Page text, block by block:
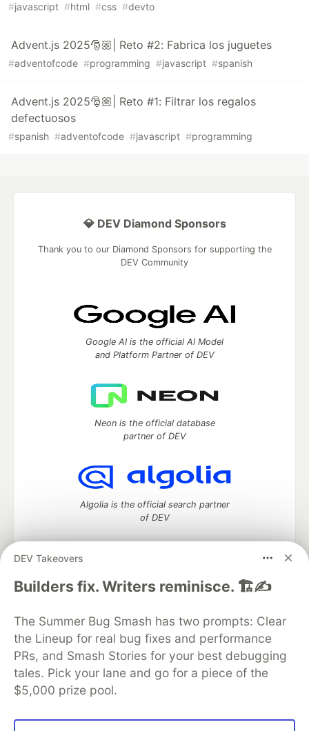
#javascript #html #css #devto
Advent.js 2025🎅🏼| Reto #2: Fabrica los juguetes
#adventofcode #programming #javascript #spanish
Advent.js 2025🎅🏼| Reto #1: Filtrar los regalos
defectuosos
#spanish #adventofcode #javascript #programming
DEV Takeovers
Builders fix. Writers reminisce. 🏗️✍️
The Summer Bug Smash has two prompts: Clear
the Lineup for real bug fixes and performance
PRs, and Smash Stories for your best debugging
tales. Pick your lane and go for a piece of the
$5,000 prize pool.
💎 DEV Diamond Sponsors
Thank you to our Diamond Sponsors for supporting the
DEV Community
Google AI is the official AI Model
and Platform Partner of DEV
Neon is the official database
partner of DEV
Algolia is the official search partner
of DEV
DEV Community— A space to discuss and keep up software
DEV Education Tracks
DEV Help
Advertise on DEV
Organization Accounts
DEV Showcase About
Contact
Free Postgres Database
DEV Shop
MLH
Code of Conduct
Privacy Policy
Terms of Use
Built on Forem — the open source software that powers
and other inclusive communities.